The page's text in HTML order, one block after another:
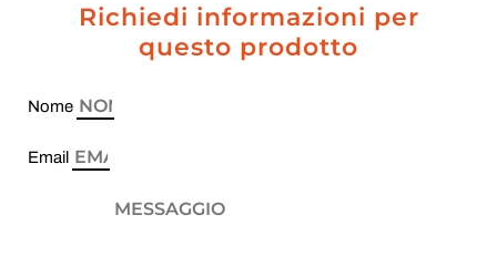
Richiedi informazioni per
questo prodotto
Nome
Email